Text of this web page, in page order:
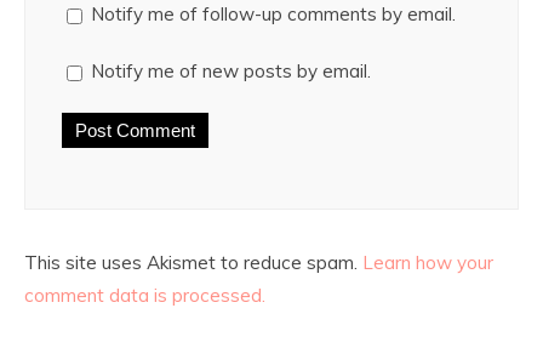
Notify me of follow-up comments by email.
Notify me of new posts by email.
This site uses Akismet to reduce spam. Learn how your
comment data is processed.